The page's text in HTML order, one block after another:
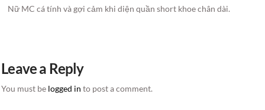
Nữ MC cá tính và gợi cảm khi diện quần short khoe chân dài.
Leave a Reply
You must be logged in to post a comment.